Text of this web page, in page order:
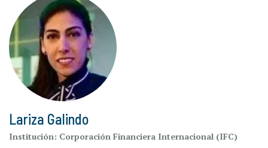
Lariza Galindo
Institución: Corporación Financiera Internacional (IFC)